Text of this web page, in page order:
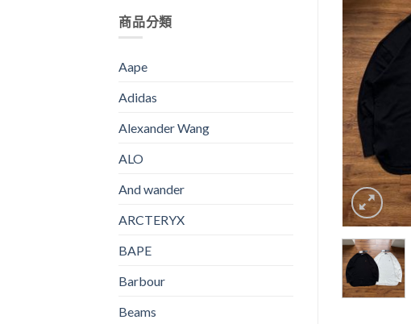
商品分類
Aape
Adidas
Alexander Wang
ALO
And wander
ARCTERYX
BAPE
Barbour
Beams